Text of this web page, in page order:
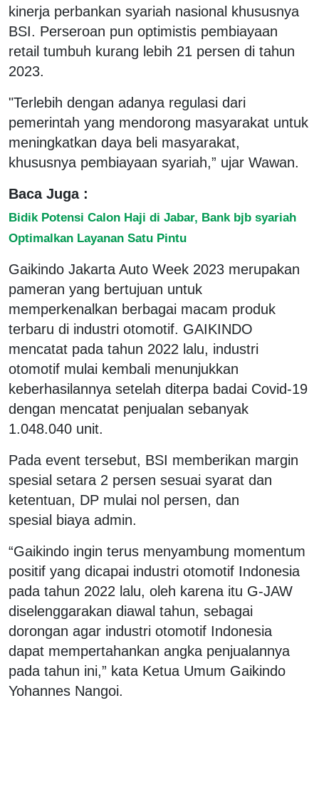
kinerja perbankan syariah nasional khususnya
BSI. Perseroan pun optimistis pembiayaan
retail tumbuh kurang lebih 21 persen di tahun
2023.
"Terlebih dengan adanya regulasi dari
pemerintah yang mendorong masyarakat untuk
meningkatkan daya beli masyarakat,
khususnya pembiayaan syariah,” ujar Wawan.
Baca Juga :
Bidik Potensi Calon Haji di Jabar, Bank bjb syariah
Optimalkan Layanan Satu Pintu
Gaikindo Jakarta Auto Week 2023 merupakan
pameran yang bertujuan untuk
memperkenalkan berbagai macam produk
terbaru di industri otomotif. GAIKINDO
mencatat pada tahun 2022 lalu, industri
otomotif mulai kembali menunjukkan
keberhasilannya setelah diterpa badai Covid-19
dengan mencatat penjualan sebanyak
1.048.040 unit.
Pada event tersebut, BSI memberikan margin
spesial setara 2 persen sesuai syarat dan
ketentuan, DP mulai nol persen, dan
spesial biaya admin.
“Gaikindo ingin terus menyambung momentum
positif yang dicapai industri otomotif Indonesia
pada tahun 2022 lalu, oleh karena itu G-JAW
diselenggarakan diawal tahun, sebagai
dorongan agar industri otomotif Indonesia
dapat mempertahankan angka penjualannya
pada tahun ini,” kata Ketua Umum Gaikindo
Yohannes Nangoi.